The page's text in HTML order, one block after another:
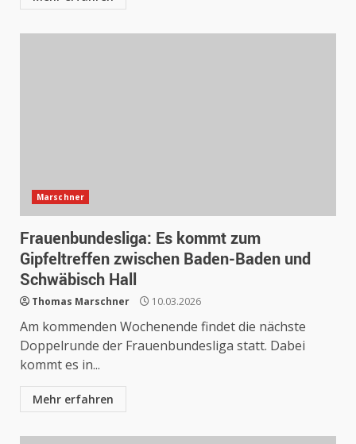
Marschner
Frauenbundesliga: Es kommt zum
Gipfeltreffen zwischen Baden-Baden und
Schwäbisch Hall
Thomas Marschner 10.03.2026
Am kommenden Wochenende findet die nächste
Doppelrunde der Frauenbundesliga statt. Dabei
kommt es in...
Mehr erfahren